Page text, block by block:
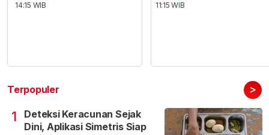
14:15 WIB
11:15 WIB
Terpopuler >
1
Deteksi Keracunan Sejak
Dini, Aplikasi Simetris Siap